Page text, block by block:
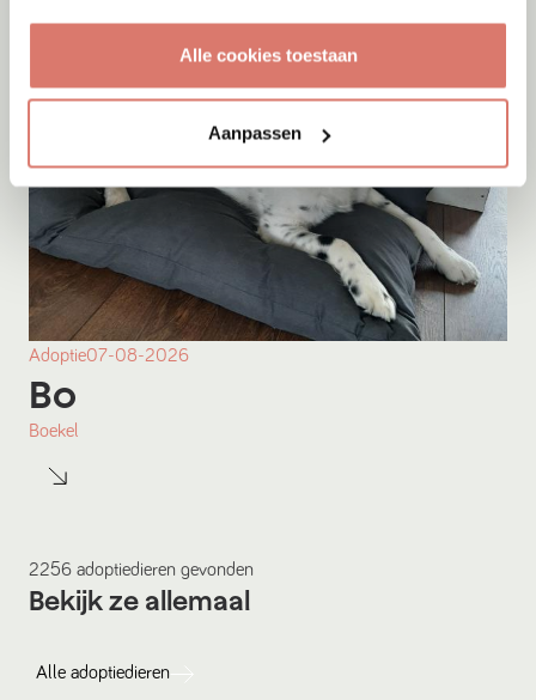
Alle cookies toestaan
Aanpassen
Adoptie07-08-2026
Bo
Boekel
2256 adoptiedieren gevonden
Bekijk ze allemaal
Alle adoptiedieren